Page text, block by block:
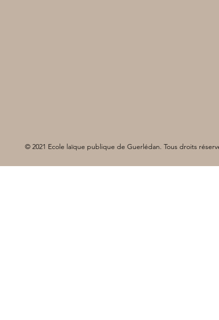
© 2021 Ecole laïque publique de Guerlédan. Tous droits